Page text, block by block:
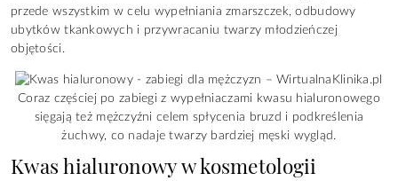
przede wszystkim w celu wypełniania zmarszczek, odbudowy
ubytków tkankowych i przywracaniu twarzy młodzieńczej
objętości.
Coraz częściej po zabiegi z wypełniaczami kwasu hialuronowego
sięgają też mężczyźni celem spłycenia bruzd i podkreślenia
żuchwy, co nadaje twarzy bardziej męski wygląd.
Kwas hialuronowy w kosmetologii